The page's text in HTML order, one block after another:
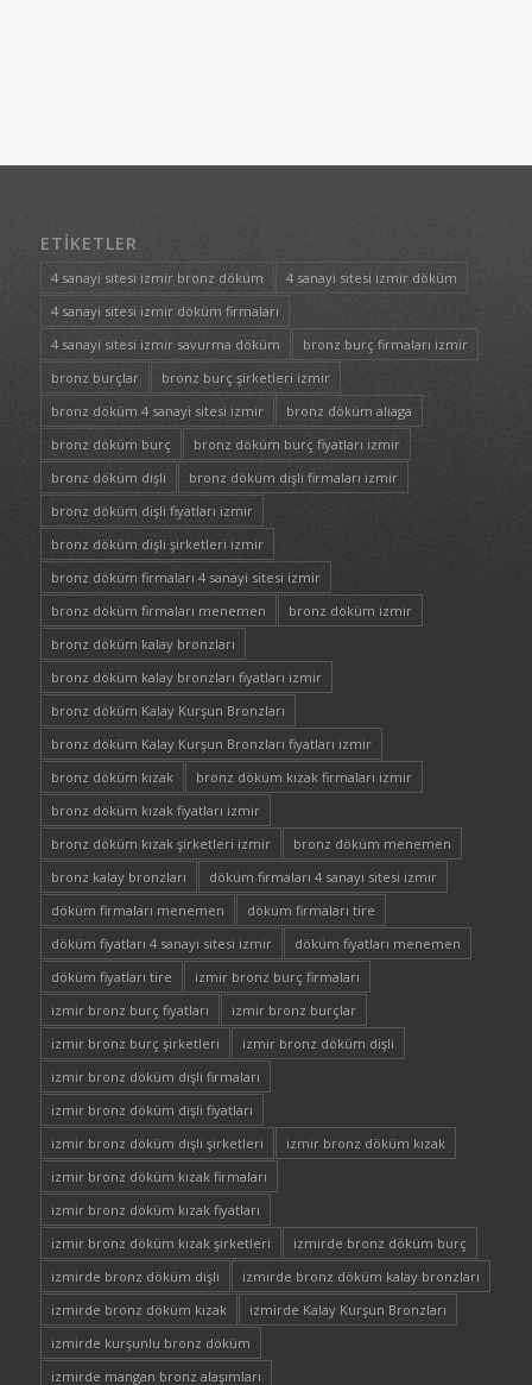
ETIKETLER
4 sanayi sitesi izmir bronz döküm
4 sanayi sitesi izmir döküm
4 sanayi sitesi izmir döküm firmaları
4 sanayi sitesi izmir savurma döküm
bronz burç firmaları izmir
bronz burçlar
bronz burç şirketleri izmir
bronz döküm 4 sanayi sitesi izmir
bronz döküm aliaga
bronz döküm burç
bronz döküm burç fiyatları izmir
bronz döküm dişli
bronz döküm dişli firmaları izmir
bronz döküm dişli fiyatları izmir
bronz döküm dişli şirketleri izmir
bronz döküm firmaları 4 sanayi sitesi izmir
bronz döküm firmaları menemen
bronz döküm izmir
bronz döküm kalay bronzları
bronz döküm kalay bronzları fiyatları izmir
bronz döküm Kalay Kurşun Bronzları
bronz döküm Kalay Kurşun Bronzları fiyatları izmir
bronz döküm kızak
bronz döküm kızak firmaları izmir
bronz döküm kızak fiyatları izmir
bronz döküm kızak şirketleri izmir
bronz döküm menemen
bronz kalay bronzları
döküm firmaları 4 sanayi sitesi izmir
döküm firmaları menemen
döküm firmaları tire
döküm fiyatları 4 sanayi sitesi izmir
döküm fiyatları menemen
döküm fiyatları tire
izmir bronz burç firmaları
izmir bronz burç fiyatları
izmir bronz burçlar
izmir bronz burç şirketleri
izmir bronz döküm dişli
izmir bronz döküm dişli firmaları
izmir bronz döküm dişli fiyatları
izmir bronz döküm dişli şirketleri
izmir bronz döküm kızak
izmir bronz döküm kızak firmaları
izmir bronz döküm kızak fiyatları
izmir bronz döküm kızak şirketleri
izmirde bronz döküm burç
izmirde bronz döküm dişli
izmirde bronz döküm kalay bronzları
izmirde bronz döküm kızak
izmirde Kalay Kurşun Bronzları
izmirde kurşunlu bronz döküm
izmirde mangan bronz alaşımları